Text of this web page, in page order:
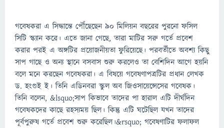
গবেষকরা এ সিদ্ধান্তে পৌঁছেছেন ৯০ মিলিয়ন বছরের পুরনো ফসিল
সিটি স্ক্যান করে। এতে জানা গেছে, তারা মাটির সরু গর্তে প্রবেশ
করার পরই এ অঙ্গটির প্রয়োজনীয়তা ফুরিয়েছে। পরবর্তীতে অবশ্য কিছু
সাপ গাছে ও অন্য স্থানে বসবাস শুরু করলেও তা বেশিদিন আগে হয়নি
বলে মনে করছেন গবেষকরা। এ বিষয়ে গবেষণাপত্রটির প্রধান লেখক
ড. হংগুই ই। তিনি এডিনবরা স্কুল অব জিওসায়েন্সেসের গবেষক।
তিনি বলেন, &lsquo;সাপ কিভাবে তাদের পা হারাল এটি দীর্ঘদিন
গবেষকদের কাছে রহস্যময় ছিল। কিন্তু এটি ঘটেছিল যখন তাদের
পূর্বপুরুষ গর্তে প্রবেশ শুরু করেছিল।&rsquo; গবেষণাটির ফলাফল